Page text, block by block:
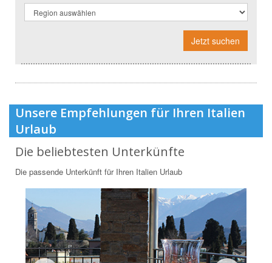
Jetzt suchen
Unsere Empfehlungen für Ihren Italien
Urlaub
Die beliebtesten Unterkünfte
Die passende Unterkünft für Ihren Italien Urlaub